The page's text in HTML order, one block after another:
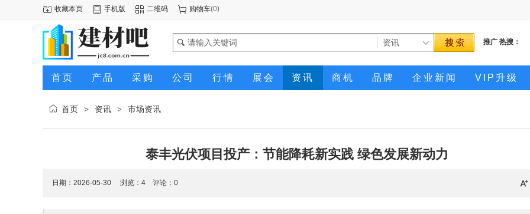
收藏本页 手机版 二维码 购物车(0)
推广 热搜：
首页 产品 采购 公司 行情 展会 资讯 商机 品牌 企业新闻 VIP升级
首页 > 资讯 > 市场资讯
泰丰光伏项目投产：节能降耗新实践 绿色发展新动力
日期：2026-05-30 浏览： 4 评论：0